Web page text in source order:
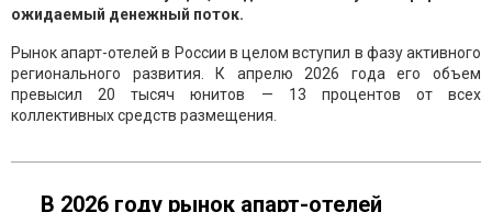
ожидаемый денежный поток.
Рынок апарт-отелей в России в целом вступил в фазу активного
регионального развития. К апрелю 2026 года его объем
превысил 20 тысяч юнитов — 13 процентов от всех
коллективных средств размещения.
В 2026 году рынок апарт-отелей